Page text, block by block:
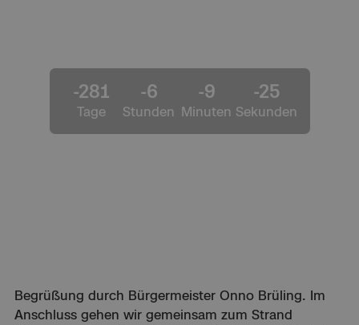
-281
Tage
-6
Stunden
-9
Minuten
-25
Sekunden
Begrüßung durch Bürgermeister Onno Brüling. Im
Anschluss gehen wir gemeinsam zum Strand